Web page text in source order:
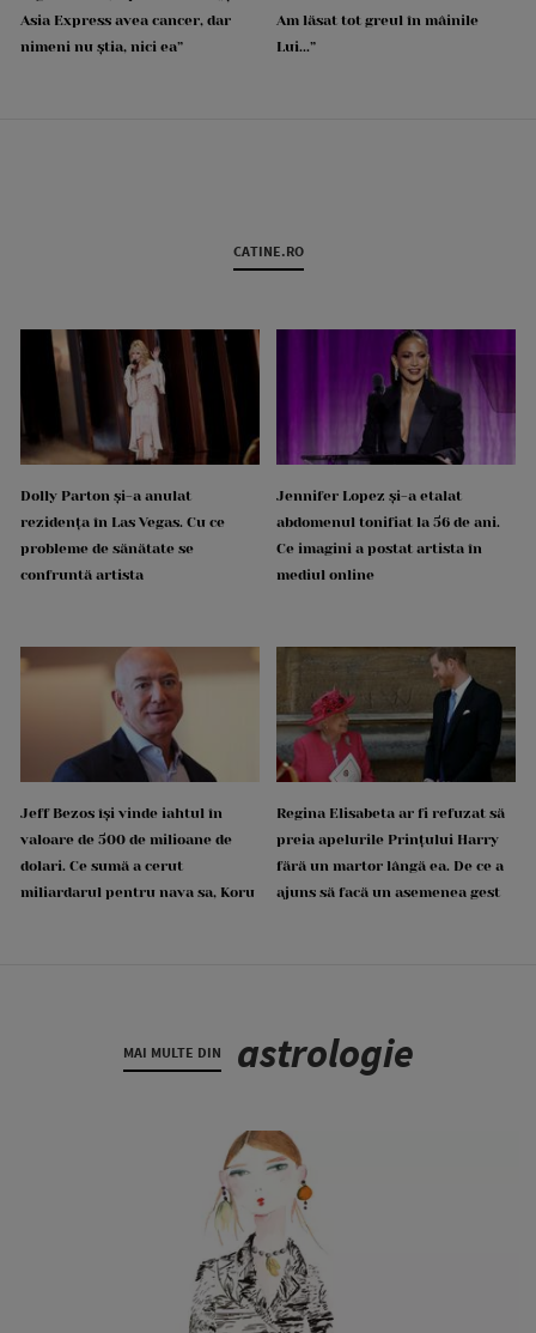
Asia Express avea cancer, dar
nimeni nu știa, nici ea”
Am lăsat tot greul în mâinile
Lui...”
CATINE.RO
Dolly Parton și-a anulat
rezidența în Las Vegas. Cu ce
probleme de sănătate se
confruntă artista
Jennifer Lopez și-a etalat
abdomenul tonifiat la 56 de ani.
Ce imagini a postat artista în
mediul online
Jeff Bezos își vinde iahtul în
valoare de 500 de milioane de
dolari. Ce sumă a cerut
miliardarul pentru nava sa, Koru
Regina Elisabeta ar fi refuzat să
preia apelurile Prințului Harry
fără un martor lângă ea. De ce a
ajuns să facă un asemenea gest
MAI MULTE DIN astrologie